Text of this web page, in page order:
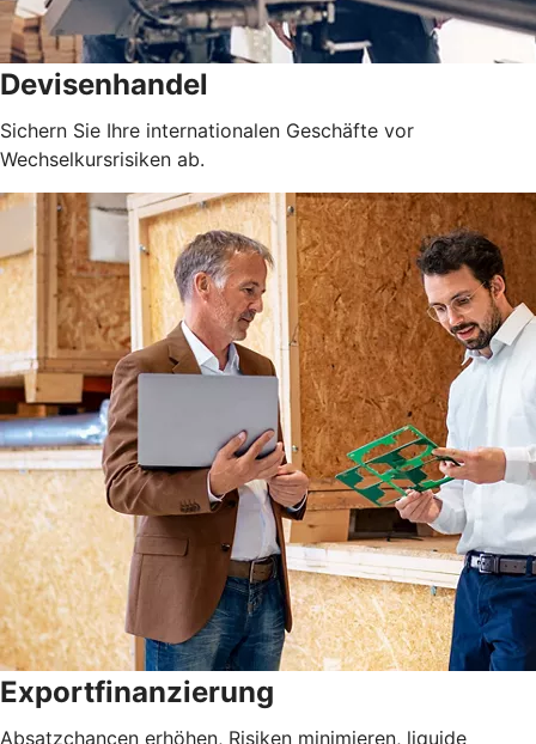
Devisenhandel
Sichern Sie Ihre internationalen Geschäfte vor
Wechselkursrisiken ab.
Exportfinanzierung
Absatzchancen erhöhen, Risiken minimieren, liquide